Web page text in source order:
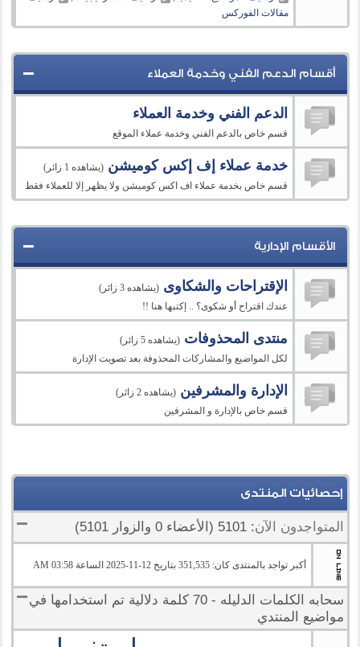
مقالات الفوركس
أقسام الدعم الفني وخدمة العملاء
الدعم الفني وخدمة العملاء
قسم خاص بالدعم الفني وخدمة عملاء الموقع
خدمة عملاء إف إكس كوميشن (يشاهده 1 زائر)
قسم خاص بخدمة عملاء اف اكس كوميشن ولا يظهر إلا للعملاء فقط
الأقسام الإدارية
الإقتراحات والشكاوى (يشاهده 3 زائر)
عندك اقتراح أو شكوى؟ .. إكتبها هنا !!
منتدى المحذوفات (يشاهده 5 زائر)
لكل المواضيع والمشاركات المحذوفة بعد تصويت الإدارة
الإدارة والمشرفين (يشاهده 2 زائر)
قسم خاص بالإدارة و المشرفين
إحصائيات المنتدى
المتواجدون الآن: 5101 (الأعضاء 0 والزوار 5101)
أكبر تواجد بالمنتدى كان: 351,535 بتاريخ 12-11-2025 الساعة 03:58 AM
سحابه الكلمات الدليله - 70 كلمة دلالية تم استخدامها في
مواضيع المنتدي